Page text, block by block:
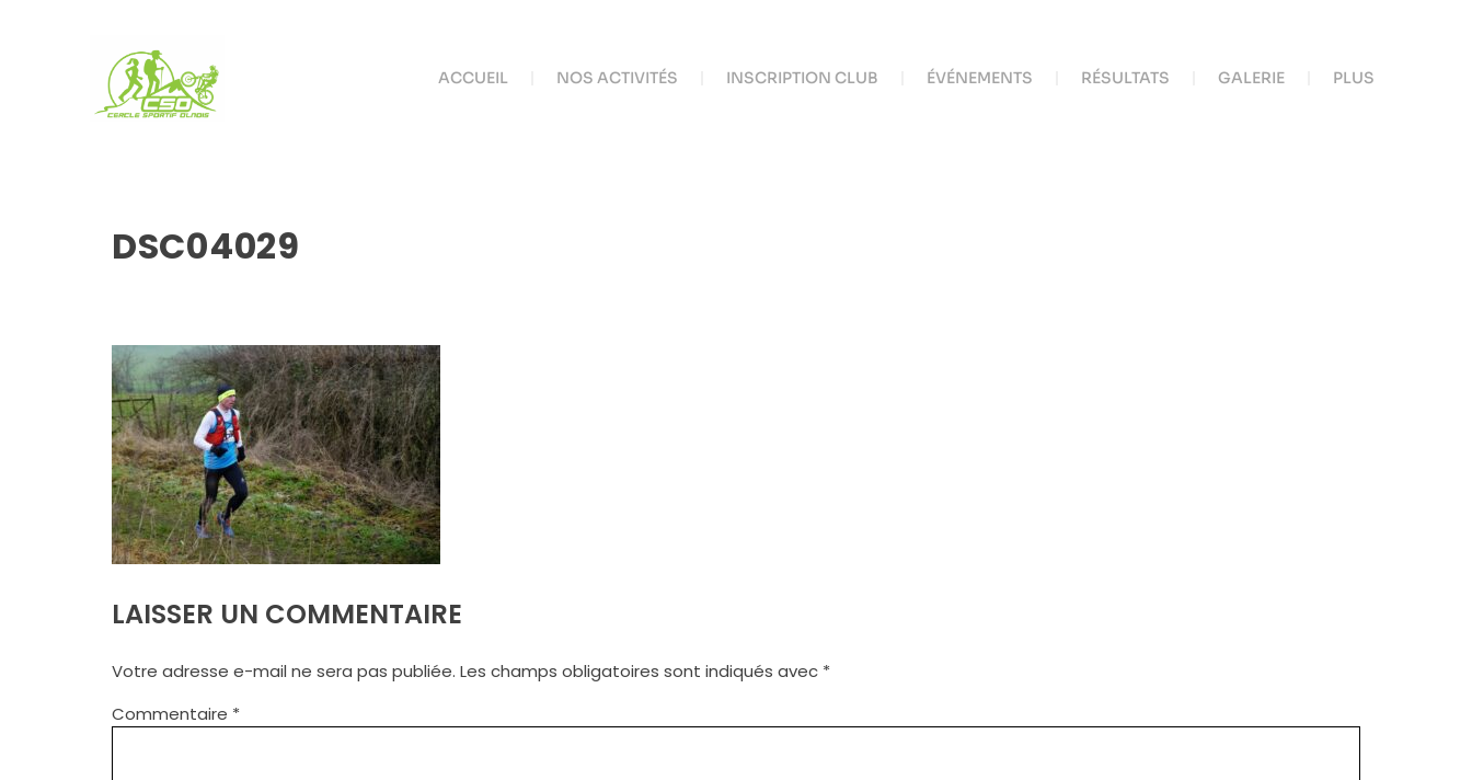
ACCUEIL NOS ACTIVITÉS INSCRIPTION CLUB ÉVÉNEMENTS RÉSULTATS GALERIE PLUS
DSC04029
LAISSER UN COMMENTAIRE
Votre adresse e-mail ne sera pas publiée. Les champs obligatoires sont indiqués avec *
Commentaire *